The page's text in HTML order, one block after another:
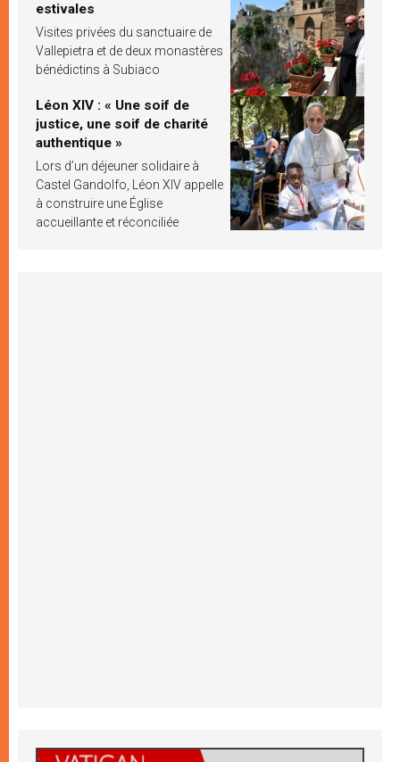
estivales
Visites privées du sanctuaire de
Vallepietra et de deux monastères
bénédictins à Subiaco
Léon XIV : « Une soif de
justice, une soif de charité
authentique »
Lors d’un déjeuner solidaire à
Castel Gandolfo, Léon XIV appelle
à construire une Église
accueillante et réconciliée